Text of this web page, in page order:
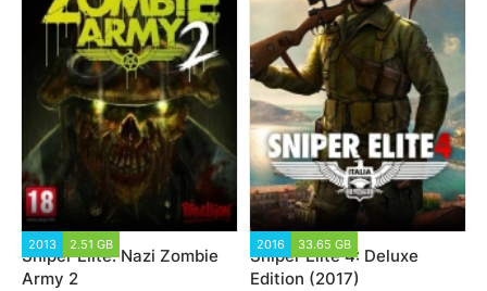
2013 2.51 GB
Sniper Elite: Nazi Zombie
Army 2
2016 33.65 GB
Sniper Elite 4: Deluxe
Edition (2017)